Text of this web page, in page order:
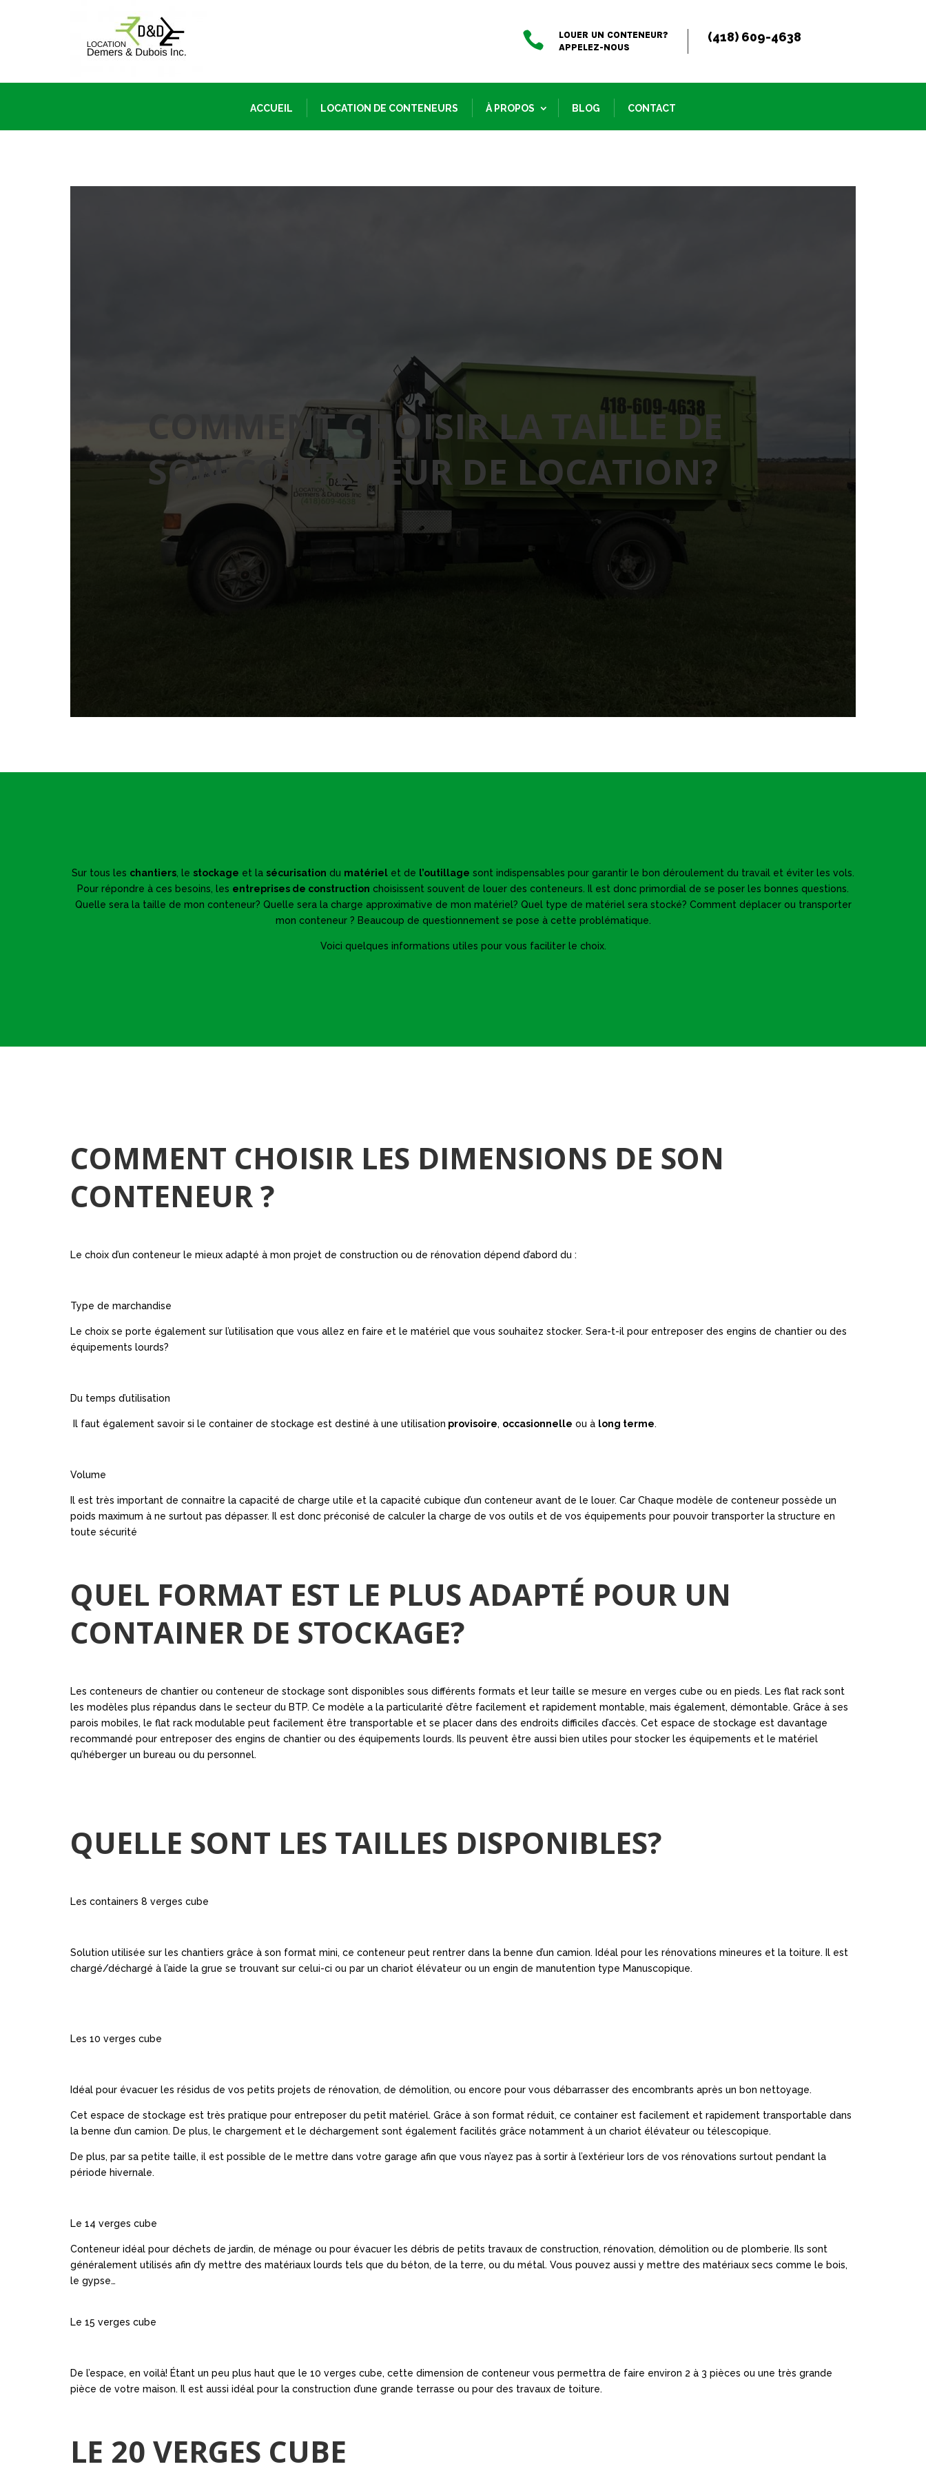

LOUER UN CONTENEUR?
APPELEZ-NOUS
(418) 609-4638
ACCUEIL LOCATION DE CONTENEURS À PROPOS BLOG CONTACT
COMMENT CHOISIR LA TAILLE DE
SON CONTENEUR DE LOCATION?
Sur tous les chantiers , le stockage et la sécurisation du matériel et de l’outillage sont indispensables pour garantir le bon déroulement du travail et éviter les vols.
Pour répondre à ces besoins, les entreprises de construction choisissent souvent de louer des conteneurs.
Il est donc primordial de se poser les bonnes questions.
Quelle sera la taille de mon conteneur? Quelle sera la charge approximative de mon matériel? Quel type de matériel sera stocké? Comment déplacer ou transporter
mon conteneur ? Beaucoup de questionnement se pose à cette problématique.
Voici quelques informations utiles pour vous faciliter le choix.
COMMENT CHOISIR LES DIMENSIONS DE SON
CONTENEUR ?
Le choix d’un conteneur le mieux adapté à mon projet de construction ou de rénovation dépend d’abord du :
Type de marchandise
Le choix se porte également sur l’utilisation que vous allez en faire et le matériel que vous souhaitez stocker. Sera-t-il pour entreposer des engins de chantier ou des
équipements lourds?
Du temps d’utilisation
Il faut également savoir si le container de stockage est destiné à une utilisation provisoire, occasionnelle ou à long terme.
Volume
Il est très important de connaitre la capacité de charge utile et la capacité cubique d’un conteneur avant de le louer. Car Chaque modèle de conteneur possède un
poids maximum à ne surtout pas dépasser. Il est donc préconisé de calculer la charge de vos outils et de vos équipements pour pouvoir transporter la structure en
toute sécurité
QUEL FORMAT EST LE PLUS ADAPTÉ POUR UN
CONTAINER DE STOCKAGE?
Les conteneurs de chantier ou conteneur de stockage sont disponibles sous différents formats et leur taille se mesure en verges cube ou en pieds. Les flat rack sont
les modèles plus répandus dans le secteur du BTP. Ce modèle a la particularité d’être facilement et rapidement montable, mais également, démontable. Grâce à ses
parois mobiles, le flat rack modulable peut facilement être transportable et se placer dans des endroits difficiles d’accès. Cet espace de stockage est davantage
recommandé pour entreposer des engins de chantier ou des équipements lourds. Ils peuvent être aussi bien utiles pour stocker les équipements et le matériel
qu’héberger un bureau ou du personnel.
QUELLE SONT LES TAILLES DISPONIBLES?
Les containers 8 verges cube
Solution utilisée sur les chantiers grâce à son format mini, ce conteneur peut rentrer dans la benne d’un camion. Idéal pour les rénovations mineures et la toiture. Il est
chargé/déchargé à l’aide la grue se trouvant sur celui-ci ou par un chariot élévateur ou un engin de manutention type Manuscopique.
Les 10 verges cube
Idéal pour évacuer les résidus de vos petits projets de rénovation, de démolition, ou encore pour vous débarrasser des encombrants après un bon nettoyage.
Cet espace de stockage est très pratique pour entreposer du petit matériel. Grâce à son format réduit, ce container est facilement et rapidement transportable dans
la benne d’un camion. De plus, le chargement et le déchargement sont également facilités grâce notamment à un chariot élévateur ou télescopique.
De plus, par sa petite taille, il est possible de le mettre dans votre garage afin que vous n’ayez pas à sortir à l’extérieur lors de vos rénovations surtout pendant la
période hivernale.
Le 14 verges cube
Conteneur idéal pour déchets de jardin, de ménage ou pour évacuer les débris de petits travaux de construction, rénovation, démolition ou de plomberie. Ils sont
généralement utilisés afin d’y mettre des matériaux lourds tels que du béton, de la terre, ou du métal. Vous pouvez aussi y mettre des matériaux secs comme le bois,
le gypse…
Le 15 verges cube
De l’espace, en voilà! Étant un peu plus haut que le 10 verges cube, cette dimension de conteneur vous permettra de faire environ 2 à 3 pièces ou une très grande
pièce de votre maison. Il est aussi idéal pour la construction d’une grande terrasse ou pour des travaux de toiture.
LE 20 VERGES CUBE